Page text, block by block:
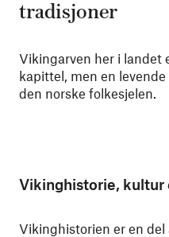
tradisjoner
Vikingarven her i landet
kapittel, men en
den norske folkesjelen.
Vikinghistorie, kultur
Vikinghistorien er en del